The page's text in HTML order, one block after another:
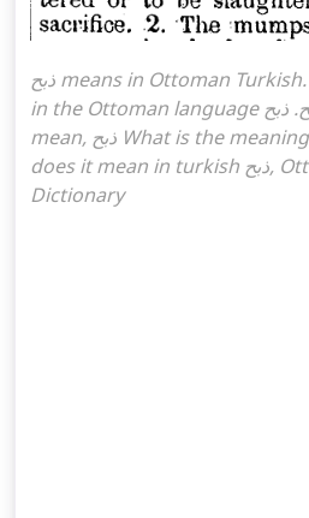
ذبح means in Ottoman Turkish. What does that mean
in the Ottoman language ذبح. ذبح attoman turkish I
mean, ذبح What is the meaning of the word, what
does it mean in turkish ذبح, Ottoman Turkish English
Dictionary